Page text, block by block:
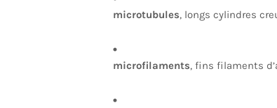
microtubules, longs cylindres
microfilaments, fins filaments